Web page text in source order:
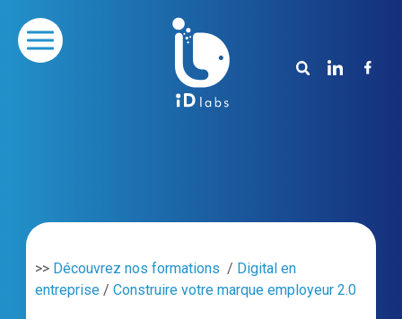
>> Découvrez nos formations / Digital en
entreprise/ Construire votre marque employeur 2.0